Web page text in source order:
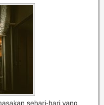
sehari-hari yang